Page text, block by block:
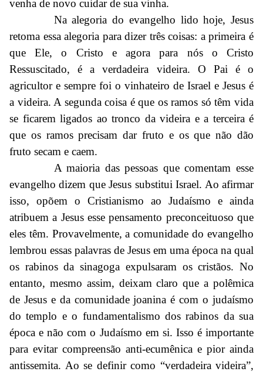
venha de novo cuidar de sua vinha.
Na alegoria do evangelho lido hoje, Jesus
retoma essa alegoria para dizer três coisas: a primeira é
que Ele, o Cristo e agora para nós o Cristo
Ressuscitado, é a verdadeira videira. O Pai é o
agricultor e sempre foi o vinhateiro de Israel e Jesus é
a videira. A segunda coisa é que os ramos só têm vida
se ficarem ligados ao tronco da videira e a terceira é
que os ramos precisam dar fruto e os que não dão
fruto secam e caem.
A maioria das pessoas que comentam esse
evangelho dizem que Jesus substitui Israel. Ao afirmar
isso, opõem o Cristianismo ao Judaísmo e ainda
atribuem a Jesus esse pensamento preconceituoso que
eles têm. Provavelmente, a comunidade do evangelho
lembrou essas palavras de Jesus em uma época na qual
os rabinos da sinagoga expulsaram os cristãos. No
entanto, mesmo assim, deixam claro que a polêmica
de Jesus e da comunidade joanina é com o judaísmo
do templo e o fundamentalismo dos rabinos da sua
época e não com o Judaísmo em si. Isso é importante
para evitar compreensão anti-ecumênica e pior ainda
antissemita. Ao se definir como “verdadeira videira”,